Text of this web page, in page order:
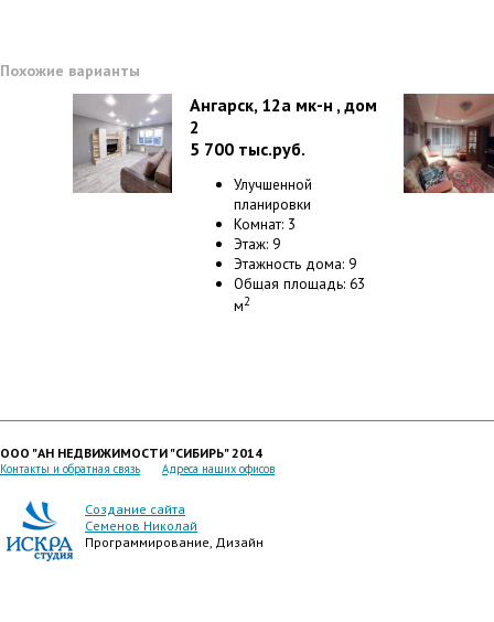
Похожие варианты
Ангарск, 12а мк-н , дом
2
5 700 тыс.руб.
Улучшенной
планировки
Комнат: 3
Этаж: 9
Этажность дома: 9
Общая площадь: 63
м2
ООО "АН НЕДВИЖИМОСТИ "СИБИРЬ" 2014
Контакты и обратная связь Адреса наших офисов
Создание сайта
Семенов Николай
Программирование, Дизайн